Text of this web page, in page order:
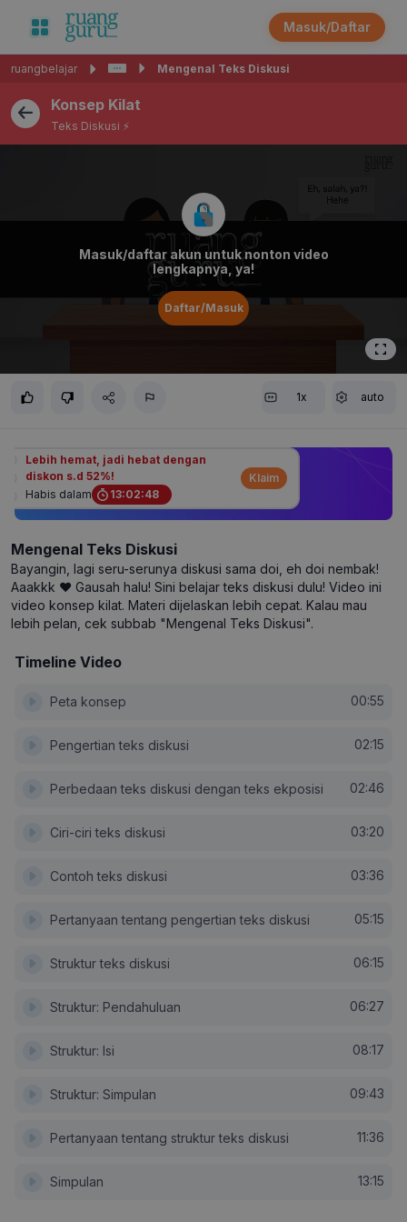
Masuk/Daftar
ruangbelajar Mengenal Teks Diskusi
Konsep Kilat
Teks Diskusi ⚡️
Masuk/daftar akun untuk nonton video
lengkapnya, ya!
Daftar/Masuk
1x auto
Lebih hemat, jadi hebat dengan
diskon s.d 52%!
Habis dalam
13:02:48
Klaim
Mengenal Teks Diskusi
Bayangin, lagi seru-serunya diskusi sama doi, eh doi nembak!
Aaakkk ❤️ Gausah halu! Sini belajar teks diskusi dulu! Video ini
video konsep kilat. Materi dijelaskan lebih cepat. Kalau mau
lebih pelan, cek subbab "Mengenal Teks Diskusi".
Timeline Video
Peta konsep 00:55
Pengertian teks diskusi 02:15
Perbedaan teks diskusi dengan teks ekposisi 02:46
Ciri-ciri teks diskusi 03:20
Contoh teks diskusi 03:36
Pertanyaan tentang pengertian teks diskusi 05:15
Struktur teks diskusi 06:15
Struktur: Pendahuluan 06:27
Struktur: Isi 08:17
Struktur: Simpulan 09:43
Pertanyaan tentang struktur teks diskusi 11:36
Simpulan 13:15